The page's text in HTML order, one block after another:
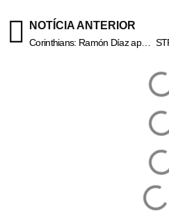
NOTÍCIA ANTERIOR
Corinthians: Ramón Díaz aponta os erros na eliminação da Sul-Americana